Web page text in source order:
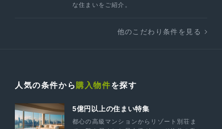
な住まいをご紹介。
他のこだわり条件を見る
人気の条件から 購入物件を探す
5億円以上の住まい特集
都心の高級マンションからリゾート別荘ま